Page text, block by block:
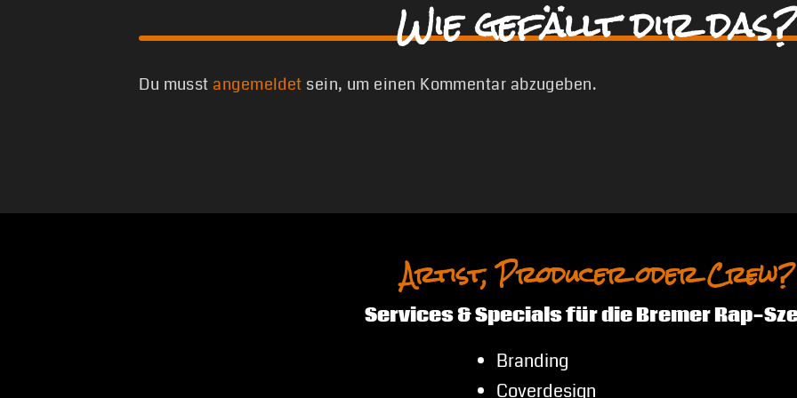
Wie gefällt dir
Du musst angemeldet sein, um einen Kommentar abzugeben.
Artist, Producer oder Crew?
Services & Specials für die Bremer Rap-
Branding
Coverdesign